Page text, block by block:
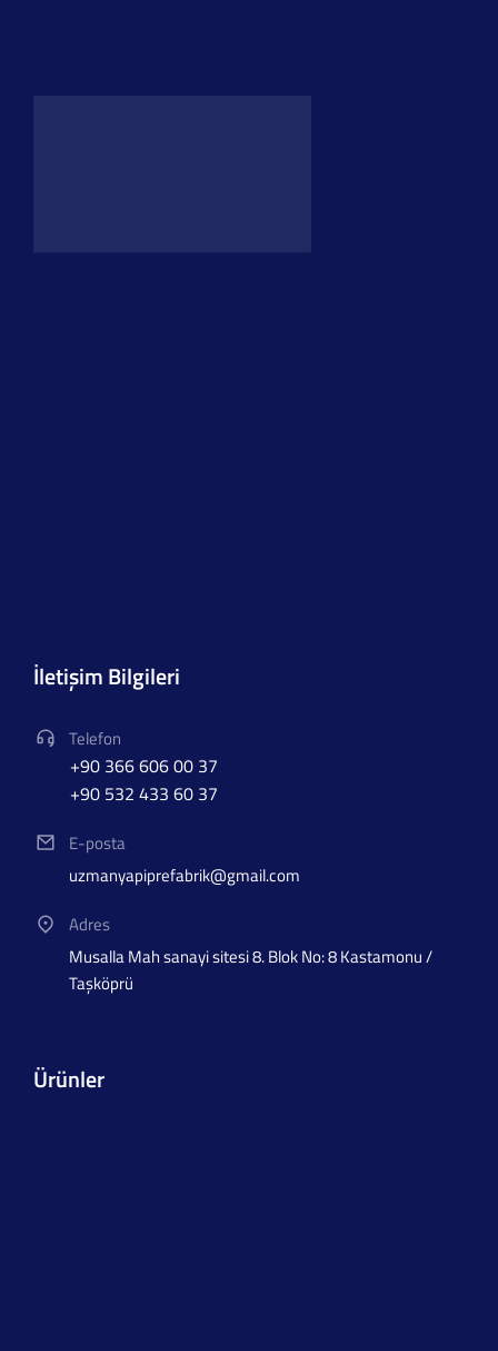
İletişim Bilgileri
Telefon
+90 366 606 00 37
+90 532 433 60 37
E-posta
uzmanyapiprefabrik@gmail.com
Adres
Musalla Mah sanayi sitesi 8. Blok No: 8 Kastamonu /
Taşköprü
Ürünler